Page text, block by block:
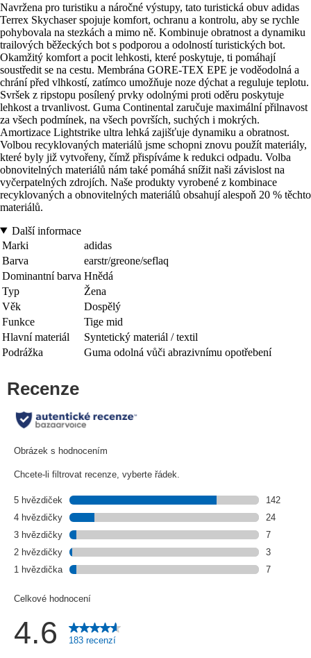
Navržena pro turistiku a náročné výstupy, tato turistická obuv adidas
Terrex Skychaser spojuje komfort, ochranu a kontrolu, aby se rychle
pohybovala na stezkách a mimo ně. Kombinuje obratnost a dynamiku
trailových běžeckých bot s podporou a odolností turistických bot.
Okamžitý komfort a pocit lehkosti, které poskytuje, ti pomáhají
soustředit se na cestu. Membrána GORE-TEX EPE je voděodolná a
chrání před vlhkostí, zatímco umožňuje noze dýchat a reguluje teplotu.
Svršek z ripstopu posílený prvky odolnými proti oděru poskytuje
lehkost a trvanlivost. Guma Continental zaručuje maximální přilnavost
za všech podmínek, na všech površích, suchých i mokrých.
Amortizace Lightstrike ultra lehká zajišťuje dynamiku a obratnost.
Volbou recyklovaných materiálů jsme schopni znovu použít materiály,
které byly již vytvořeny, čímž přispíváme k redukci odpadu. Volba
obnovitelných materiálů nám také pomáhá snížit naši závislost na
vyčerpatelných zdrojích. Naše produkty vyrobené z kombinace
recyklovaných a obnovitelných materiálů obsahují alespoň 20 % těchto
materiálů.
Další informace
Marki
adidas
Barva
earstr/greone/seflaq
Dominantní barva Hnědá
Typ
Žena
Věk
Dospělý
Funkce
Tige mid
Hlavní materiál
Syntetický materiál / textil
Podrážka
Guma odolná vůči abrazivnímu opotřebení